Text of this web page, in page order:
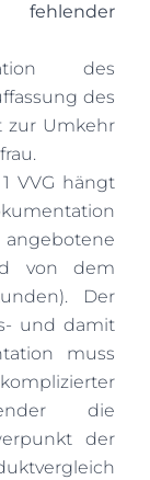
des
des
zur Umkehr
VVG hängt
von dem
Der
und damit
muss
die
der